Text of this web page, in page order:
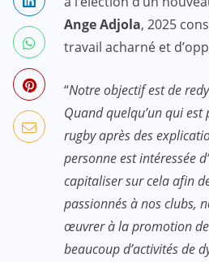
Ange Adjola, 2025
travail acharné et
“Notre objectif est de
Quand quelqu’un qui
rugby après des
personne est intéressée
capitaliser sur cela afin
passionnés à nos clubs,
œuvrer à la promotion
beaucoup d’activités de